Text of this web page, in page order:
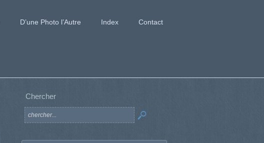
D’une Photo l’Autre Index Contact
Chercher